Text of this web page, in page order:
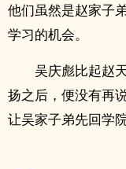
他们虽然是赵家子
学习的机会。
吴庆彪比起赵
扬之后，便没有再
让吴家子弟先回学院